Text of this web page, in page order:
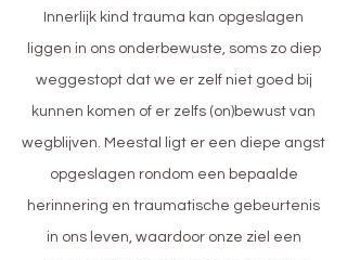
Innerlijk kind trauma kan opgeslagen
liggen in ons onderbewuste, soms zo diep
weggestopt dat we er zelf niet goed bij
kunnen komen of er zelfs (on)bewust van
wegblijven. Meestal ligt er een diepe angst
opgeslagen rondom een bepaalde
herinnering en traumatische gebeurtenis
in ons leven, waardoor onze ziel een